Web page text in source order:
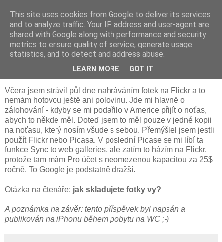
Peter's blog
5. 1. 2009
Google Picasa vs. Yahoo Flickr
Včera jsem strávil půl dne nahráváním fotek na Flickr a to
nemám hotovou ještě ani polovinu. Jde mi hlavně o
zálohování - kdyby se mi podařilo v Americe přijít o noťas,
abych to někde měl. Doteď jsem to měl pouze v jedné kopii
na noťasu, který nosím všude s sebou. Přemýšlel jsem jestli
použít Flickr nebo Picasa. V poslední Picase se mi líbí ta
funkce Sync to web galleries, ale zatím to házím na Flickr,
protože tam mám Pro účet s neomezenou kapacitou za 25$
ročně. To Google je podstatně dražší.
Otázka na čtenáře: jak skladujete fotky vy?
A poznámka na závěr: tento příspěvek byl napsán a
publikován na iPhonu během pobytu na WC ;-)
This site uses cookies from Google to deliver its services
and to analyze traffic. Your IP address and user-agent are
shared with Google along with performance and security
metrics to ensure quality of service, generate usage
statistics, and to detect and address abuse.
LEARN MORE GOT IT